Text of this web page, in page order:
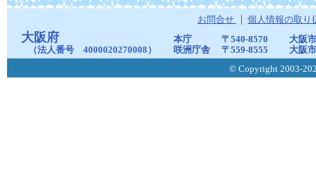
お問合せ 個人情報の取り
大阪府
（法人番号 4000020270008）
本庁 〒540-8570
大阪
咲洲庁舎
〒559-8555
大阪
© Copyright 2003-